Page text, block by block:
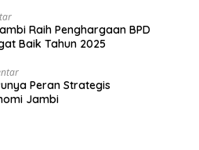
Raih Penghargaan BPD
Baik Tahun 2025
Peran Strategis
Jambi